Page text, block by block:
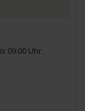
09:00 Uhr.